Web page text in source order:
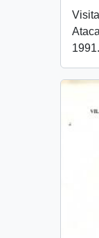
1991.